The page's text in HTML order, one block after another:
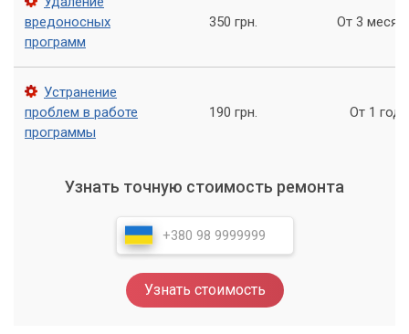
вредоносных
программ
350 грн. От 3
Устранение
проблем в работе
программы
190 грн. От 1 года
Узнать точную стоимость ремонта
Узнать стоимость